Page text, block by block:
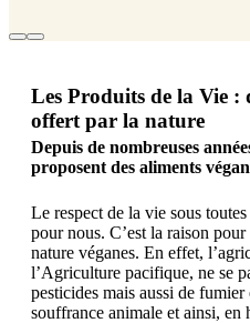
Les Produits de la Vie :
offert par la nature
Depuis de nombreuses
proposent des aliments
Le respect de la vie sous
pour nous. C’est la raison
nature véganes. En effet,
l’Agriculture pacifique, ne se
pesticides mais aussi de
souffrance animale et ainsi, en